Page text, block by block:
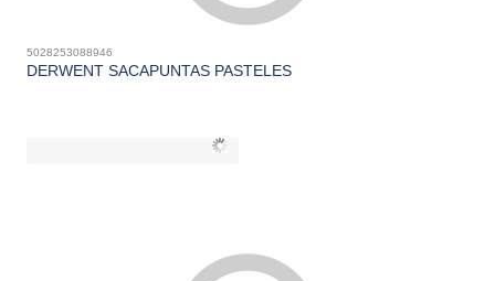
5028253088946
DERWENT SACAPUNTAS PASTELES